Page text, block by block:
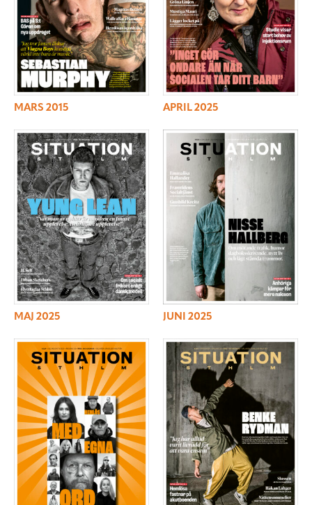
MARS 2015 APRIL 2025
MAJ 2025 JUNI 2025